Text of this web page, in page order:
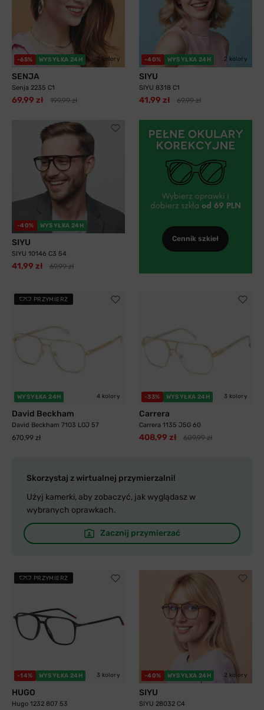
-65% WYSYŁKA 24H 2 kolory
SENJA
Senja 2235 C1
69,99 zł 199,99 zł
-40% WYSYŁKA 24H 2 kolory
SIYU
SIYU 8318 C1
41,99 zł 69,99 zł
-40% WYSYŁKA 24H
SIYU
SIYU 10146 C3 54
41,99 zł 69,99 zł
Cennik szkieł
PRZYMIERZ
WYSYŁKA 24H 4 kolory
David Beckham
David Beckham 7103 LOJ 57
670,99 zł
Skorzystaj z wirtualnej przymierzalni!
Użyj kamerki, aby zobaczyć, jak wyglądasz w
wybranych oprawkach.
Zacznij przymierzać
-33% WYSYŁKA 24H 3 kolory
Carrera
Carrera 1135 J5G 60
408,99 zł 609,99 zł
PRZYMIERZ
-14% WYSYŁKA 24H 3 kolory
HUGO
Hugo 1232 807 53
-40% WYSYŁKA 24H 2 kolory
SIYU
SIYU 28032 C4